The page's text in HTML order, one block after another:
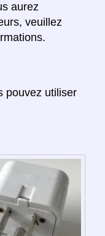
aurez
veuillez
pouvez utiliser